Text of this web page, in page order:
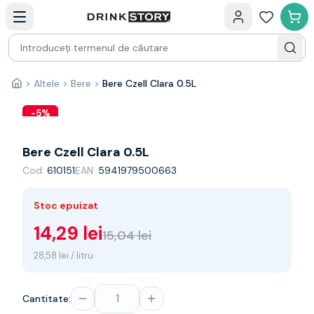
Bauturi fine — selectie
Produse Noi
Cosuri cadou
Pachete & Cadouri
Vin
Tamaioasa
Franta
Spania
Australia
Germania
Noua Zeelanda
Prosecco
Acasă
> Altele > Bere > Bere Czell Clara 0.5L
-5%
Bere Czell Clara 0.5L
Cod: 610151EAN: 5941979500663
Stoc epuizat
14,29 lei15,04 lei
28,58 lei / litru
Cantitate: